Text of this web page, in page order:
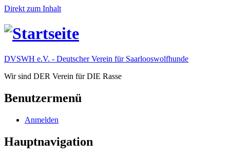
Direkt zum Inhalt
DVSWH e.V. - Deutscher Verein für Saarlooswolfhunde
Wir sind DER Verein für DIE Rasse
Benutzermenü
Anmelden
Hauptnavigation